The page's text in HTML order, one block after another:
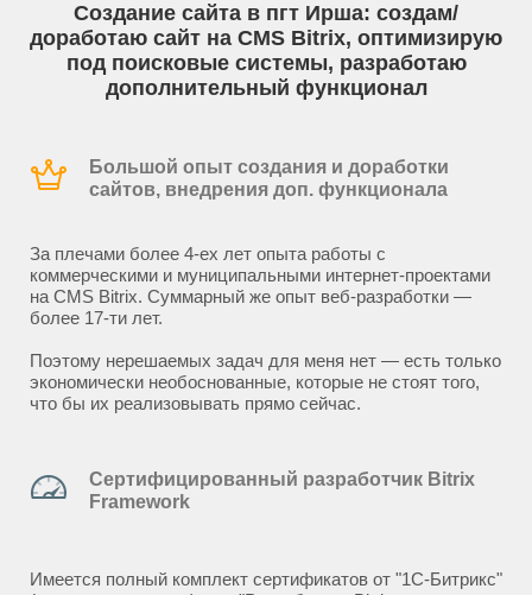
Создание сайта в пгт Ирша: создам/
доработаю сайт на CMS Bitrix, оптимизирую
под поисковые системы, разработаю
дополнительный функционал
Большой опыт создания и доработки
сайтов, внедрения доп. функционала
За плечами более 4-ех лет опыта работы с
коммерческими и муниципальными интернет-проектами
на CMS Bitrix. Суммарный же опыт веб-разработки —
более 17-ти лет.
Поэтому нерешаемых задач для меня нет — есть только
экономически необоснованные, которые не стоят того,
что бы их реализовывать прямо сейчас.
Сертифицированный разработчик Bitrix
Framework
Имеется полный комплект сертификатов от "1С-Битрикс"